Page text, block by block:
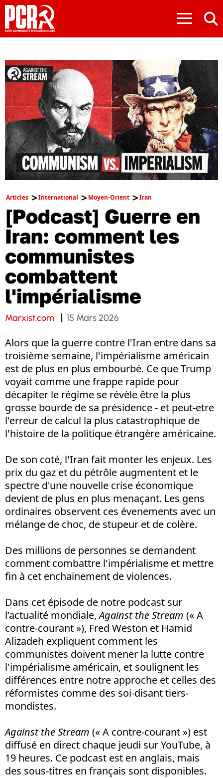
≡
Articles International Moyen-Orient Iran
[Podcast] Guerre en
Iran: comment les
communistes
combattent
l'impérialisme
Marxist.com 15 Mars 2026
Alors que la guerre contre l'Iran entre dans sa
troisième semaine, l'impérialisme américain
est de plus en plus embourbé. Ce que Trump
voyait comme une frappe rapide pour
décapiter le régime se révèle être la plus
grosse bourde de sa présidence - et peut-etre
l'erreur de calcul la plus catastrophique de
l'histoire de la politique étrangère américaine.
De son coté, l'Iran fait monter les enjeux. Les
prix du gaz et du pétrôle augmentent et le
spectre d'une nouvelle crise économique
devient de plus en plus menaçant. Les gens
ordinaires observent ces évenements avec un
mélange de choc, de stupeur et de colère.
Des millions de personnes se demandent
comment combattre l'impérialisme et mettre
fin à cet enchainement de violences.
Dans cet épisode de notre podcast sur
l’actualité mondiale,Against the Stream (« A
contre-courant »), Fred Weston et Hamid
Alizadeh expliquent comment les
communistes doivent mener la lutte contre
l'impérialisme américain, et soulignent les
différences entre notre approche et celles des
réformistes comme des soi-disant tiers-
mondistes.
Against the Stream (« A contre-courant ») est
diffusé en direct chaque jeudi sur YouTube, à
19 heures. Ce podcast est en anglais, mais
des sous-titres en français sont disponibles.